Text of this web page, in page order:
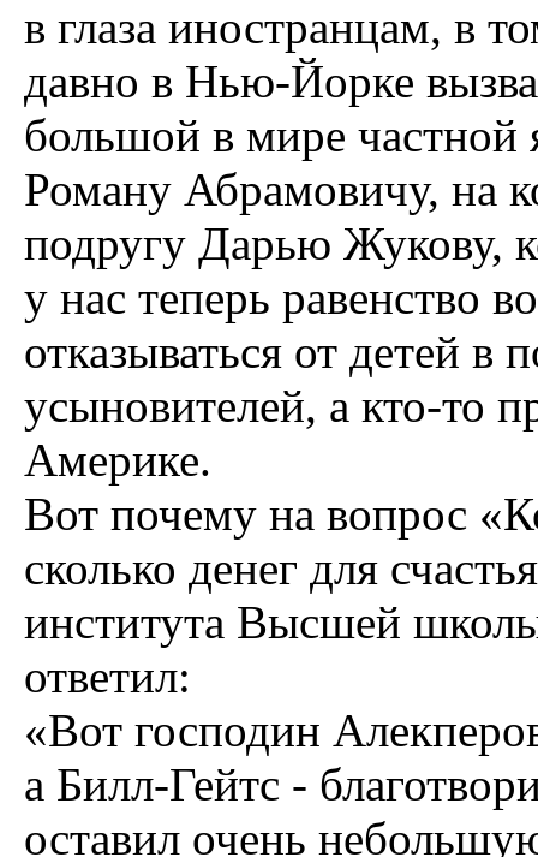
в глаза иностранцам, в
давно в Нью-Йорке
большой в мире
Роману Абрамовичу, на
подругу Дарью Жукову,
у нас теперь равенство
отказываться от детей в
усыновителей, а кто-то
Америке.
Вот почему на вопрос
сколько денег для
института Высшей
ответил:
«Вот господин
а Билл-Гейтс -
оставил очень